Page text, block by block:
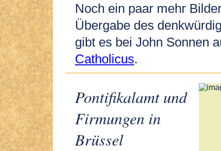
Noch ein paar mehr
Übergabe des
gibt es bei John Sonnen
Catholicus.
Pontifikalamt und
Firmungen in
Brüssel